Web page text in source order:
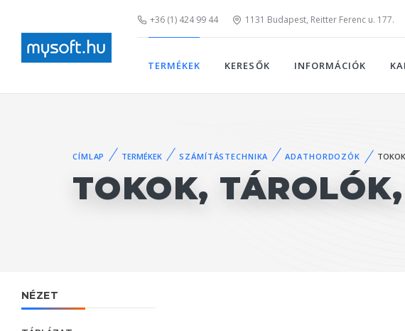
+36 (1) 424 99 44 1131 Budapest, Reitter Ferenc u. 177.
TERMÉKEK KERESŐK INFORMÁCIÓK
CÍMLAP TERMÉKEK SZÁMÍTÁSTECHNIKA ADATHORDOZÓK
TOKOK,
NÉZET